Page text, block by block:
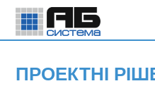
Головна
ПРОЕКТНІ